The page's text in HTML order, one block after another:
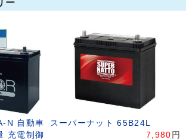
ー
N 自動車
充電制御
スーパーナット 65B24L
7,980 円